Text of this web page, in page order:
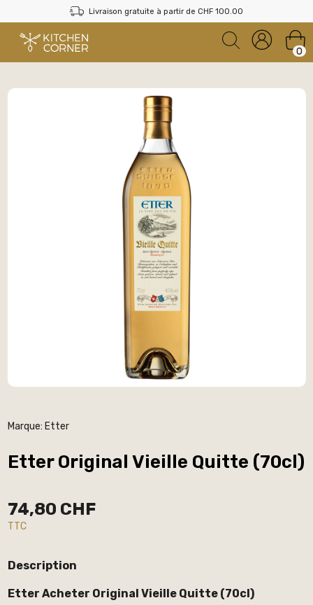
Livraison gratuite à partir de CHF 100.00
0
Marque: Etter
Etter Original Vieille Quitte (70cl)
74,80 CHF
TTC
Description
Etter Acheter Original Vieille Quitte (70cl)